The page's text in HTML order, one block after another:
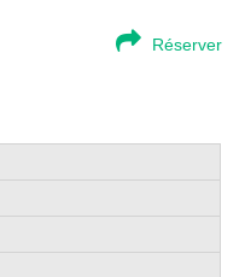
Réserver